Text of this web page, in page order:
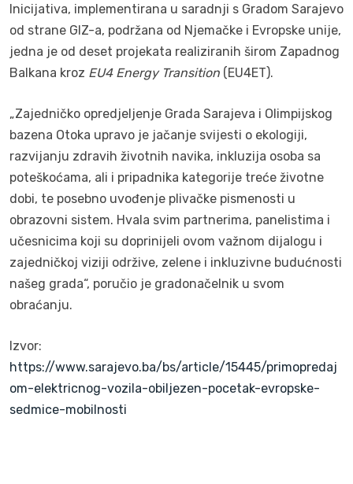
Inicijativa, implementirana u saradnji s Gradom Sarajevo
od strane GIZ-a, podržana od Njemačke i Evropske unije,
jedna je od deset projekata realiziranih širom Zapadnog
Balkana kroz EU4 Energy Transition (EU4ET).
„Zajedničko opredjeljenje Grada Sarajeva i Olimpijskog
bazena Otoka upravo je jačanje svijesti o ekologiji,
razvijanju zdravih životnih navika, inkluzija osoba sa
poteškoćama, ali i pripadnika kategorije treće životne
dobi, te posebno uvođenje plivačke pismenosti u
obrazovni sistem. Hvala svim partnerima, panelistima i
učesnicima koji su doprinijeli ovom važnom dijalogu i
zajedničkoj viziji održive, zelene i inkluzivne budućnosti
našeg grada“, poručio je gradonačelnik u svom
obraćanju.
Izvor:
https://www.sarajevo.ba/bs/article/15445/primopredaj
om-elektricnog-vozila-obiljezen-pocetak-evropske-
sedmice-mobilnosti